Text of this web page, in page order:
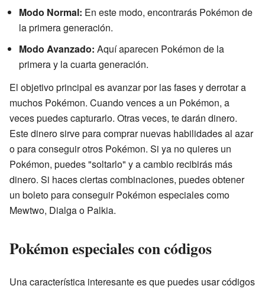
Modo Normal: En este modo, encontrarás Pokémon de
la primera generación.
Modo Avanzado: Aquí aparecen Pokémon de la
primera y la cuarta generación.
El objetivo principal es avanzar por las fases y derrotar a
muchos Pokémon. Cuando vences a un Pokémon, a
veces puedes capturarlo. Otras veces, te darán dinero.
Este dinero sirve para comprar nuevas habilidades al azar
o para conseguir otros Pokémon. Si ya no quieres un
Pokémon, puedes "soltarlo" y a cambio recibirás más
dinero. Si haces ciertas combinaciones, puedes obtener
un boleto para conseguir Pokémon especiales como
Mewtwo, Dialga o Palkia.
Pokémon especiales con códigos
Una característica interesante es que puedes usar códigos